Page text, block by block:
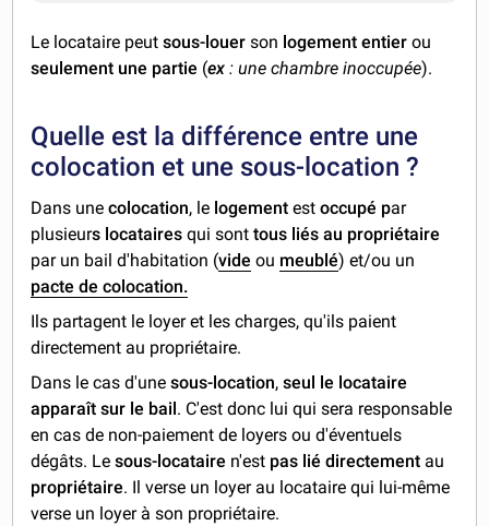
Le locataire peut sous-louer son logement entier ou
seulement une partie (ex: une chambre inoccupée).
Quelle est la différence entre une
colocation et une sous-location ?
Dans unecolocation, le logementestoccupé par
plusieurs locataires qui sont tous liés au propriétaire
par un bail d'habitation (vide ou meublé) et/ou un
pacte de colocation.
Ils partagent le loyer et les charges, qu'ils paient
directement au propriétaire.
Dans le cas d'une sous-location,seul le locataire
apparaît sur le bail . C'est donc lui qui sera responsable
en cas de non-paiement de loyers ou d'éventuels
dégâts. Lesous-locataire n'est pas lié directement au
propriétaire. Il verse un loyer au locataire qui lui-même
verse un loyer à son propriétaire.